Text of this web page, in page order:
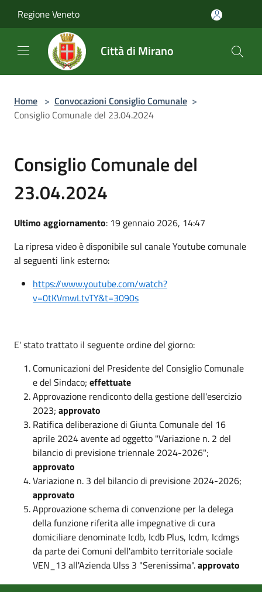
Regione Veneto
Città di Mirano
Home > Convocazioni Consiglio Comunale >
Consiglio Comunale del 23.04.2024
Consiglio Comunale del
23.04.2024
Ultimo aggiornamento: 19 gennaio 2026, 14:47
La ripresa video è disponibile sul canale Youtube comunale
al seguenti link esterno:
https://www.youtube.com/watch?
v=0tKVmwLtvTY&t=3090s
E' stato trattato il seguente ordine del giorno:
Comunicazioni del Presidente del Consiglio Comunale
e del Sindaco; effettuate
Approvazione rendiconto della gestione dell'esercizio
2023; approvato
Ratifica deliberazione di Giunta Comunale del 16
aprile 2024 avente ad oggetto "Variazione n. 2 del
bilancio di previsione triennale 2024-2026";
approvato
Variazione n. 3 del bilancio di previsione 2024-2026;
approvato
Approvazione schema di convenzione per la delega
della funzione riferita alle impegnative di cura
domiciliare denominate Icdb, Icdb Plus, Icdm, Icdmgs
da parte dei Comuni dell'ambito territoriale sociale
VEN_13 all'Azienda Ulss 3 "Serenissima".approvato